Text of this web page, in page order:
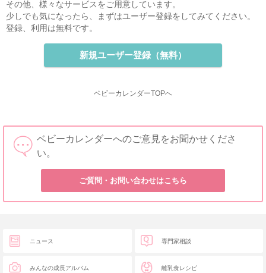
その他、様々なサービスをご用意しています。
少しでも気になったら、まずはユーザー登録をしてみてください。
登録、利用は無料です。
新規ユーザー登録（無料）
ベビーカレンダーTOPへ
ベビーカレンダーへのご意見をお聞かせくださ
い。
ご質問・お問い合わせはこちら
ニュース
みんなの成長アルバム
専門家相談
離乳食レシピ